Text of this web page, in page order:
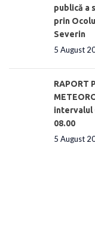
publică a
prin
Severin
5 August
RAPORT
intervalul
08.00
5 August